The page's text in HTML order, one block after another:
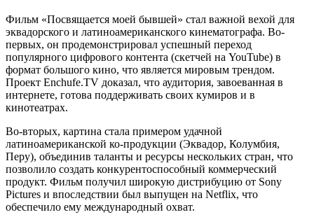
Фильм «Посвящается моей бывшей» стал важной вехой для
эквадорского и латиноамериканского кинематографа. Во-
первых, он продемонстрировал успешный переход
популярного цифрового контента (скетчей на YouTube) в
формат большого кино, что является мировым трендом.
Проект Enchufe.TV доказал, что аудитория, завоеванная в
интернете, готова поддерживать своих кумиров и в
кинотеатрах.
Во-вторых, картина стала примером удачной
латиноамериканской ко-продукции (Эквадор, Колумбия,
Перу), объединив таланты и ресурсы нескольких стран, что
позволило создать конкурентоспособный коммерческий
продукт. Фильм получил широкую дистрибуцию от Sony
Pictures и впоследствии был выпущен на Netflix, что
обеспечило ему международный охват.